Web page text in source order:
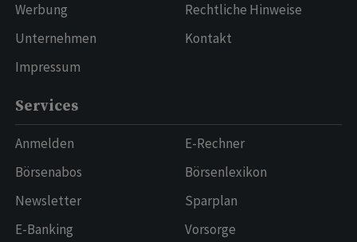
Werbung
Unternehmen
Impressum
Rechtliche Hinweise
Kontakt
Services
Anmelden
Börsenabos
Newsletter
E-Banking
E-Rechner
Börsenlexikon
Sparplan
Vorsorge